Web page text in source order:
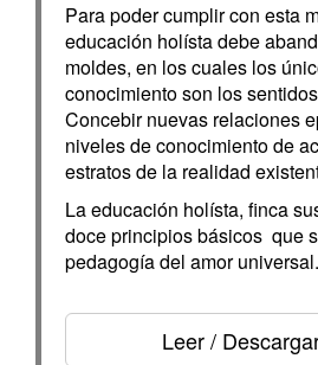
Para poder cumplir con esta
educación holísta debe
moldes, en los cuales los
conocimiento son los
Concebir nuevas relaciones
niveles de conocimiento de
estratos de la realidad
La educación holísta, finca
doce principios básicos que
pedagogía del amor universal.
Leer /